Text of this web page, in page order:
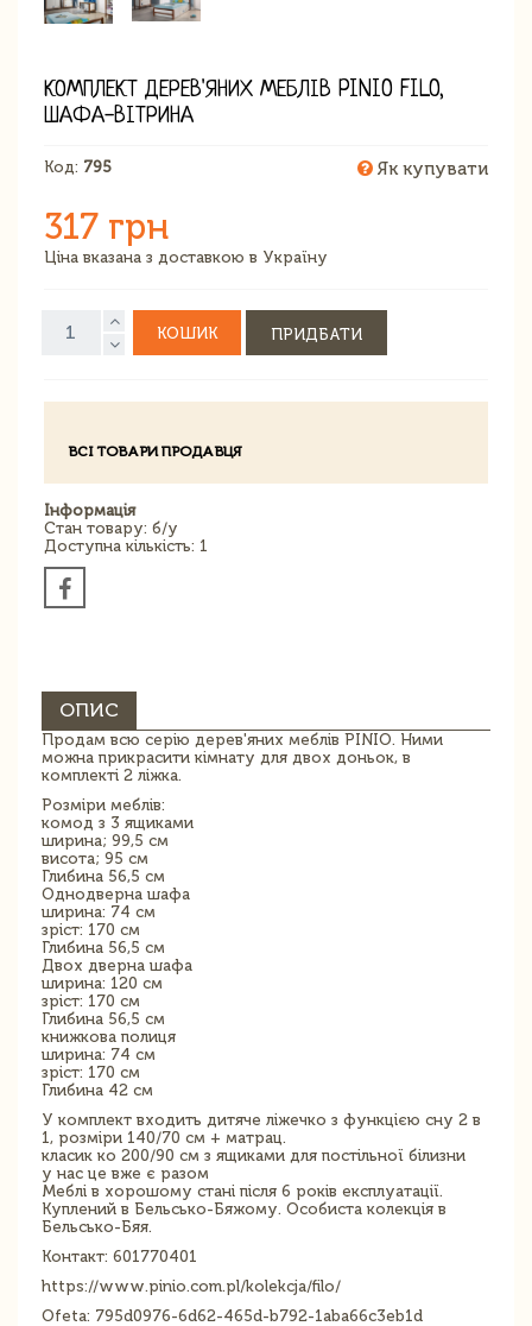
КОМПЛЕКТ ДЕРЕВ'ЯНИХ МЕБЛІВ PINIO FILO,
ШАФА-ВІТРИНА
Код: 795 Як купувати
317 грн
Ціна вказана з доставкою в Україну
КОШИК ПРИДБАТИ
ВСІ ТОВАРИ ПРОДАВЦЯ
Інформація
Стан товару: б/у
Доступна кількість: 1
ОПИС
Продам всю серію дерев'яних меблів PINIO. Ними
можна прикрасити кімнату для двох доньок, в
комплекті 2 ліжка.
Розміри меблів:
комод з 3 ящиками
ширина; 99,5 см
висота; 95 см
Глибина 56,5 см
Однодверна шафа
ширина: 74 см
зріст: 170 см
Глибина 56,5 см
Двох дверна шафа
ширина: 120 см
зріст: 170 см
Глибина 56,5 см
книжкова полиця
ширина: 74 см
зріст: 170 см
Глибина 42 см
У комплект входить дитяче ліжечко з функцією сну 2 в
1, розміри 140/70 см + матрац.
класик ко 200/90 см з ящиками для постільної білизни
у нас це вже є разом
Меблі в хорошому стані після 6 років експлуатації.
Куплений в Бельсько-Бяжому. Особиста колекція в
Бельсько-Бяя.
Контакт: 601770401
https://www.pinio.com.pl/kolekcja/filo/
Ofeta: 795d0976-6d62-465d-b792-1aba66c3eb1d